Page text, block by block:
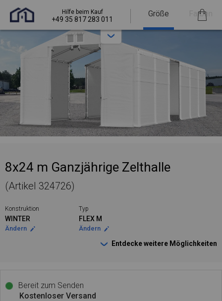
Hilfe beim Kauf
+49 35 817 283 011
Größe Farben
8x24 m Ganzjährige Zelthalle
(Artikel 324726)
Konstruktion
WINTER
Ändern
Typ
FLEX M
Ändern
Entdecke weitere Möglichkeiten
Bereit zum Senden
Kostenloser Versand